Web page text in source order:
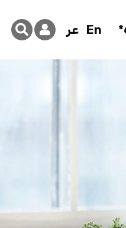
En عر